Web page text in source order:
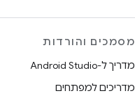
מסמכים והורדות
מדריך ל-Android Studio
מדריכים למפתחים